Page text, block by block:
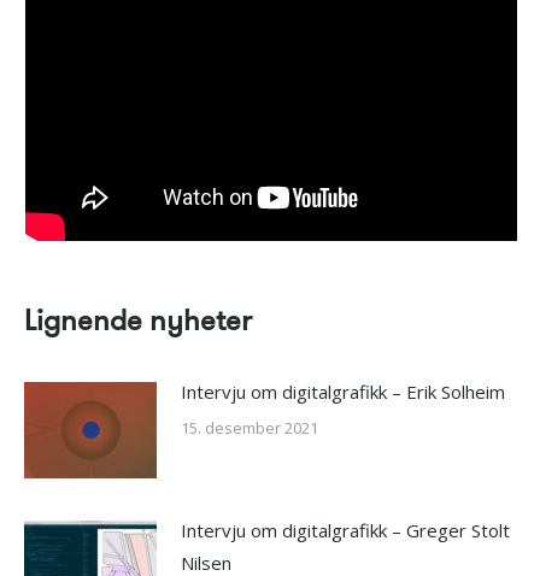
Lignende nyheter
Intervju om digitalgrafikk – Erik Solheim
15. desember 2021
Intervju om digitalgrafikk – Greger Stolt
Nilsen